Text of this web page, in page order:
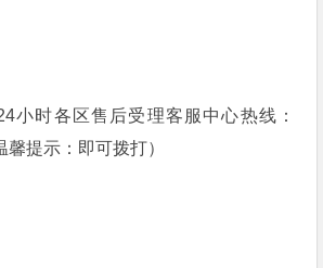
小时各区售后受理客服中心热线：
提示：即可拨打）